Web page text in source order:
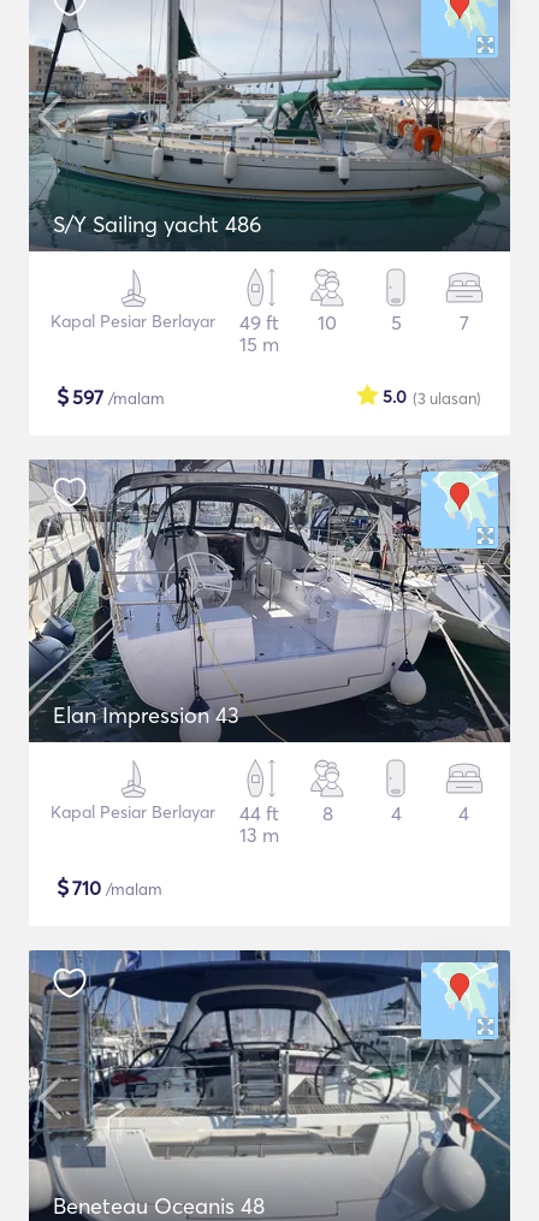
S/Y Sailing yacht 486
Kapal Pesiar Berlayar
49 ft
15 m
10 5 7
$597 /malam (3 ulasan)
5.0
Elan Impression 43
Kapal Pesiar Berlayar
44 ft
13 m
8 4 4
$710 /malam
Beneteau Oceanis 48